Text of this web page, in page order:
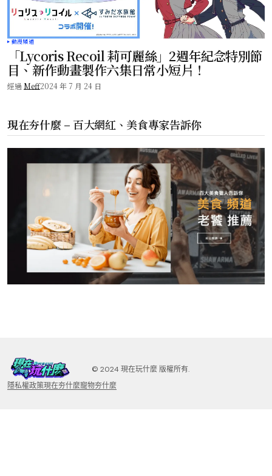
動漫頻道
「Lycoris Recoil 莉可麗絲」2週年紀念特別節
目、新作動畫製作六集日常小短片！
經過 Meff2024 年 7 月 24 日
現在夯什麼 – 百大網紅、美食專家告訴你
©️ 2024 現在玩什麼 版權所有.
隱私權政策現在夯什麼寵物夯什麼